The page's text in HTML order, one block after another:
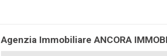
Agenzia Immobiliare ANCORA